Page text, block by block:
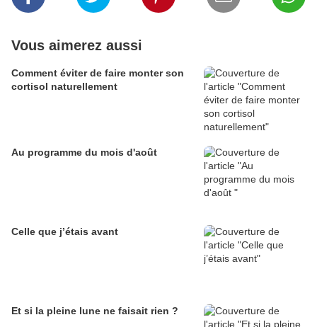
Vous aimerez aussi
Comment éviter de faire monter son
cortisol naturellement
Au programme du mois d'août
Celle que j’étais avant
Et si la pleine lune ne faisait rien ?